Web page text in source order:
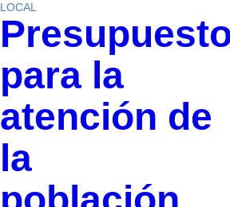
LOCAL
para la
atención de
la